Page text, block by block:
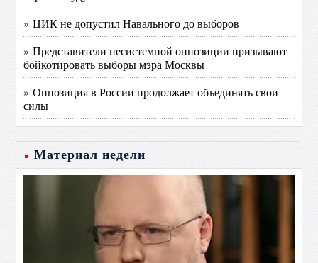
» ЦИК не допустил Навального до выборов
» Представители несистемной оппозиции призывают
бойкотировать выборы мэра Москвы
» Оппозиция в России продолжает объединять свои
силы
Материал недели